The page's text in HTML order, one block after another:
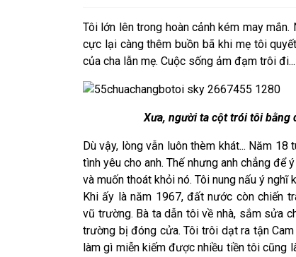
Tôi lớn lên trong hoàn cảnh kém may
cực lại càng thêm buồn bã khi mẹ tôi
của cha lẫn mẹ. Cuộc sống ảm đạm trôi
Xưa, người ta cột trói tôi bằng
Dù vậy, lòng vẫn luôn thèm khát... Năm
tình yêu cho anh. Thế nhưng anh chẳng
và muốn thoát khỏi nó. Tôi nung nấu ý
Khi ấy là năm 1967, đất nước còn chiến
vũ trường. Bà ta dẫn tôi về nhà, sắm sửa
trường bị đóng cửa. Tôi trôi dạt ra tận
làm gì miễn kiếm được nhiều tiền tôi